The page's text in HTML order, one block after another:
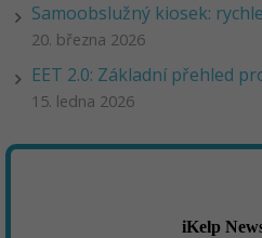
Samoobslužný kiosek:
20. března 2026
EET 2.0: Základní přehled
15. ledna 2026
iKelp